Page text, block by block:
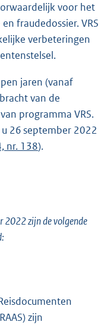
voor het
fraudedossier. VRS
verbeteringen
jaren (vanaf
van de
programma VRS.
26 september 2022
nr. 138).
2022 zijn de volgende
zijn